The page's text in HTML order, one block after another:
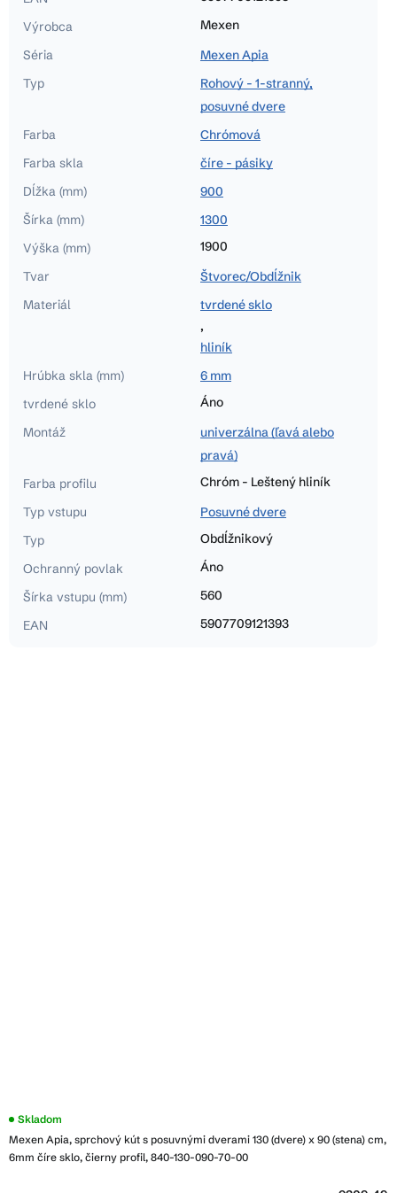
Výrobca
Mexen
Séria
Mexen Apia
Typ
Rohový - 1-stranný,
posuvné dvere
Farba
Chrómová
Farba skla
číre - pásiky
Dĺžka (mm)
900
Šírka (mm)
1300
Výška (mm)
1900
Tvar
Štvorec/Obdĺžnik
Materiál
tvrdené sklo
,
hliník
Hrúbka skla (mm)
6 mm
tvrdené sklo
Áno
Montáž
univerzálna (ľavá alebo
pravá)
Farba profilu
Chróm - Leštený hliník
Typ vstupu
Posuvné dvere
Typ
Obdĺžnikový
Ochranný povlak
Áno
Šírka vstupu (mm)
560
EAN
5907709121393
Mexen Apia, sprchový kút s posuvnými dverami 130 (dvere) x 90 (stena) cm,
6mm číre sklo, čierny profil, 840-130-090-70-00
Skladom